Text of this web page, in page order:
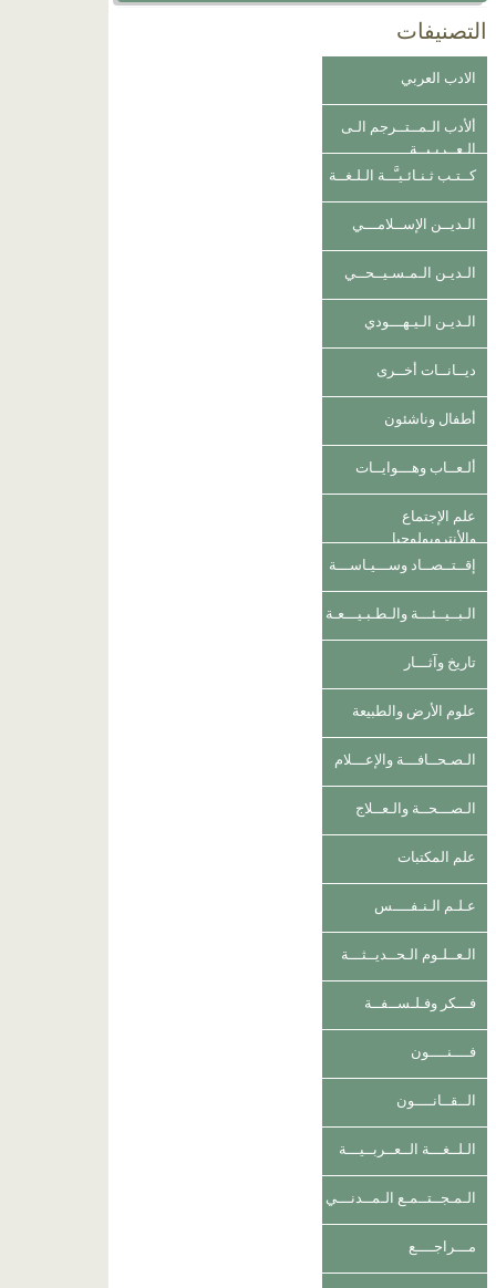
التصنيفات
الادب العربي
ألأدب الـمــتــرجم الـى
الـعــربـيــة
كــتـب ثـنـائـيـَّــة الـلـغــة
الـديــن الإســلامـــي
الـديـن الـمـسـيــحــي
الـديـن الـيـهـــودي
ديــانــات أخــرى
أطفال وناشئون
ألـعــاب وهـــوايــات
علم الإجتماع
والأنتروبولوجيا
إقــتــصــاد وســـيـاســـة
الـبــيــئـــة والـطـبـيـــعـة
تاريخ وآثـــار
علوم الأرض والطبيعة
الـصـحــافـــة والإعـــلام
الـصـــحــة والـعــلاج
علم المكتبات
عـلـم الـنـفــــس
الـعــلـوم الـحــديــثـــة
فـــكر وفـلـســفــة
فــــنــــون
الــقــانــــون
الـلــغـــة الــعــربــيـــة
الـمـجــتــمـع الـمــدنـــي
مـــراجــــع